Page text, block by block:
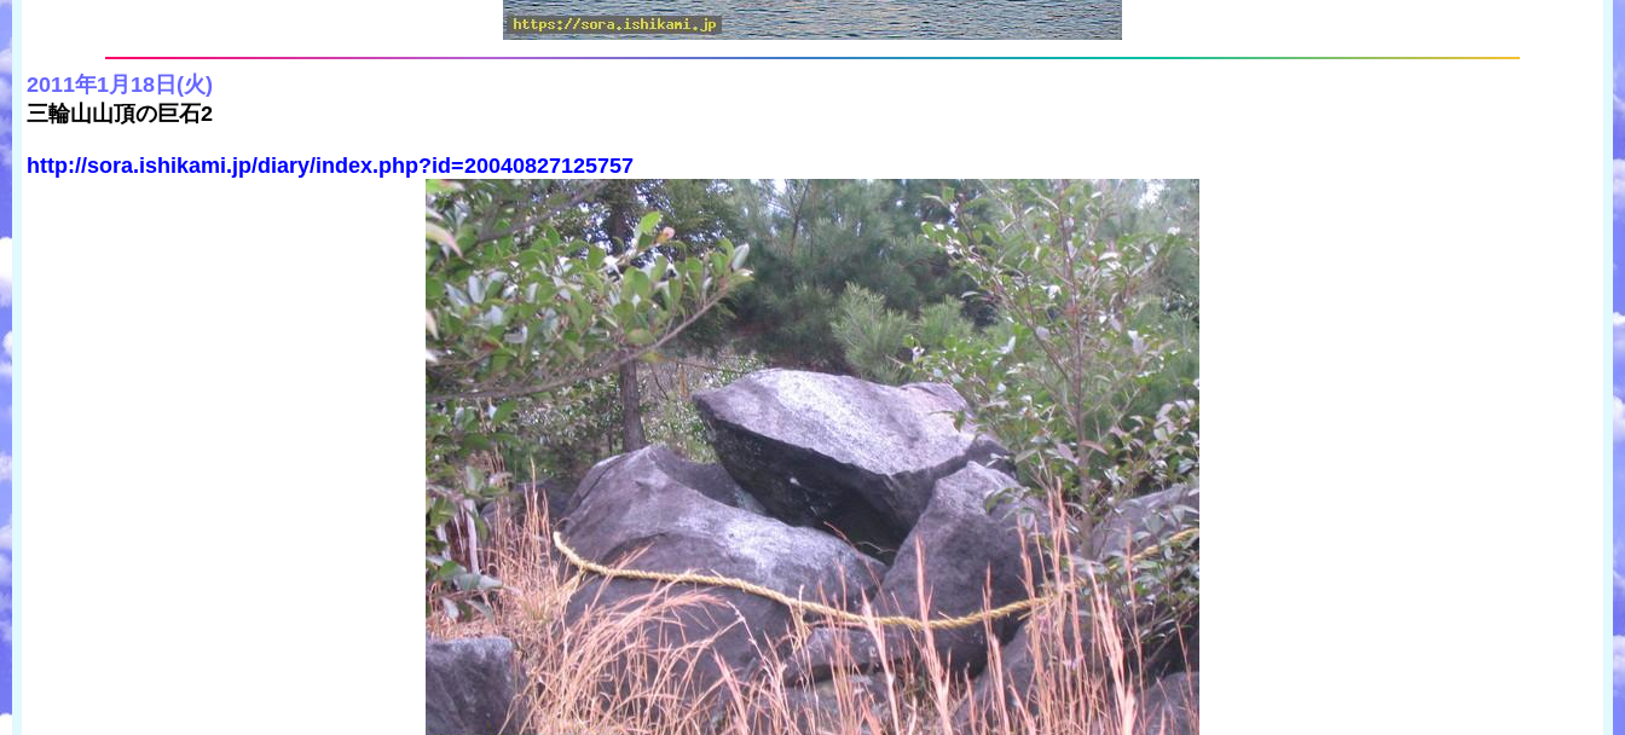
2011年1月18日(火)
三輪山山頂の巨石2
http://sora.ishikami.jp/diary/index.php?id=20040827125757